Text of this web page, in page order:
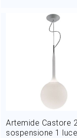
Artemide Castore
sospensione 1